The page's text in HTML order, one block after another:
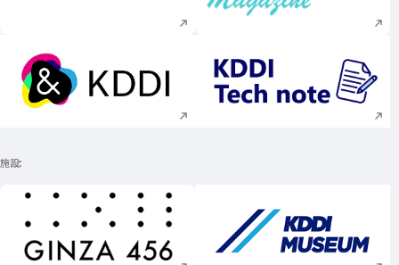
新規ウィンドウで開く 新規ウィンドウで
施設
新規ウィンドウで開く 新規ウィンドウで